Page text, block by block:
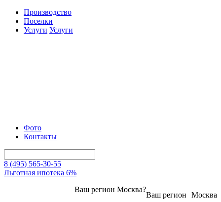
Производство
Поселки
Услуги Услуги
Фото
Контакты
8 (495) 565-30-55
Льготная ипотека 6%
Москва
Ваш регион
Ваш регион Москва?